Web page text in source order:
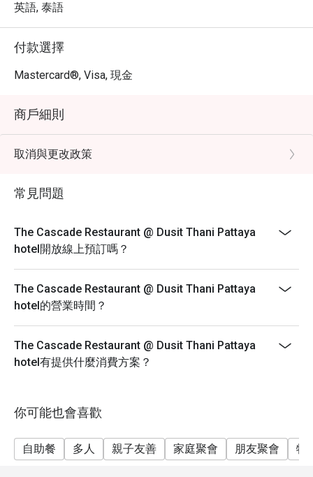
英語, 泰語
付款選擇
Mastercard®, Visa, 現金
商戶細則
取消與更改政策
常見問題
The Cascade Restaurant @ Dusit Thani Pattaya
hotel開放線上預訂嗎？
The Cascade Restaurant @ Dusit Thani Pattaya
hotel的營業時間？
The Cascade Restaurant @ Dusit Thani Pattaya
hotel有提供什麼消費方案？
你可能也會喜歡
自助餐 多人 親子友善 家庭聚會 朋友聚會 特